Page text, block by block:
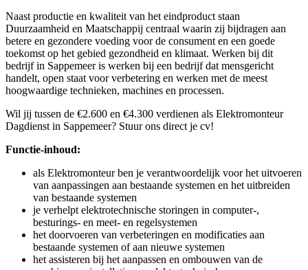
Naast productie en kwaliteit van het eindproduct staan
Duurzaamheid en Maatschappij centraal waarin zij bijdragen aan
betere en gezondere voeding voor de consument en een goede
toekomst op het gebied gezondheid en klimaat. Werken bij dit
bedrijf in Sappemeer is werken bij een bedrijf dat mensgericht
handelt, open staat voor verbetering en werken met de meest
hoogwaardige technieken, machines en processen.
Wil jij tussen de €2.600 en €4.300 verdienen als Elektromonteur
Dagdienst in Sappemeer? Stuur ons direct je cv!
Functie-inhoud:
als Elektromonteur ben je verantwoordelijk voor het uitvoeren
van aanpassingen aan bestaande systemen en het uitbreiden
van bestaande systemen
je verhelpt elektrotechnische storingen in computer-,
besturings- en meet- en regelsystemen
het doorvoeren van verbeteringen en modificaties aan
bestaande systemen of aan nieuwe systemen
het assisteren bij het aanpassen en ombouwen van de